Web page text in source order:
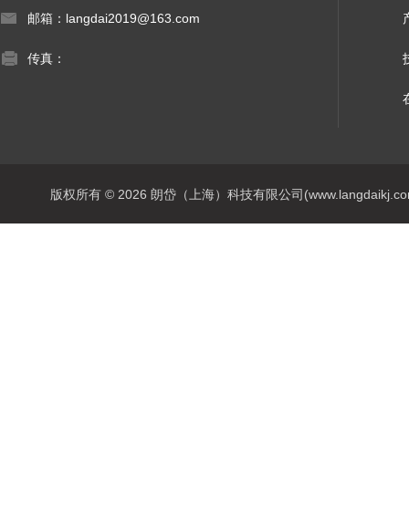
邮箱：langdai2019@163.com
传真：
版权所有 © 2026 朗岱（上海）科技有限公司